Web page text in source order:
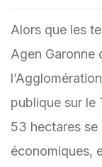
Alors que les
Agen Garonne
publique sur le
53 hectares se
économiques,